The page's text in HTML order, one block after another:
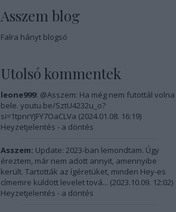
Asszem blog
Falra hányt blogsó
Utolsó kommentek
leone999: @Asszem: Ha még nem futottál volna
bele. youtu.be/SztU4232u_o?
si=1tpnrYJFY7OaCLVa (2024.01.08. 16:19)
Heyzetjelentés - a döntés
Asszem: Update: 2023-ban lemondtam. Úgy
éreztem, már nem adott annyit, amennyibe
került. Tartották az ígéretüket, minden Hey-es
címemre küldött levelet tová... (2023.10.09. 12:02)
Heyzetjelentés - a döntés